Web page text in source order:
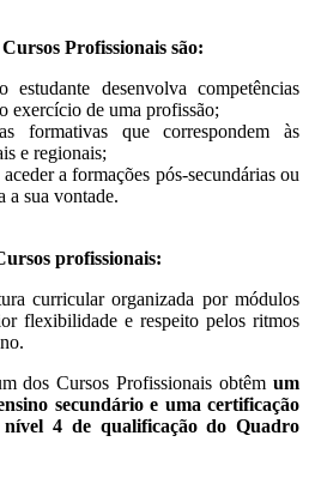
Profissionais são:
desenvolva competências
exercício de uma profissão;
que correspondem às
e regionais;
a formações pós-secundárias ou
a sua vontade.
profissionais:
curricular organizada por módulos
flexibilidade e respeito pelos ritmos
dos Cursos Profissionais obtêm um
secundário e uma certificação
4 de qualificação do Quadro